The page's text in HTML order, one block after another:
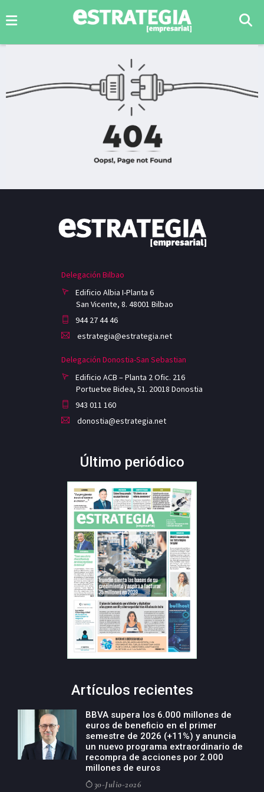
Delegación Bilbao
Edificio Albia I-Planta 6
San Vicente, 8. 48001 Bilbao
944 27 44 46
estrategia@estrategia.net
Delegación Donostia-San Sebastian
Edificio ACB – Planta 2 Ofic. 216
Portuetxe Bidea, 51. 20018 Donostia
943 011 160
donostia@estrategia.net
Último periódico
Artículos recientes
BBVA supera los 6.000 millones de
euros de beneficio en el primer
semestre de 2026 (+11%) y anuncia
un nuevo programa extraordinario de
recompra de acciones por 2.000
millones de euros
30-Julio-2026